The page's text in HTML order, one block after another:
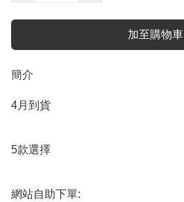
加至購物車
簡介
4月到貨
5款選擇
網站自助下單: